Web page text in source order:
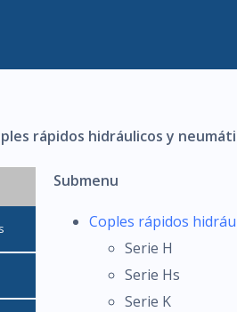
rápidos hidráulicos y
Submenu
Coples rápidos
Serie H
Serie Hs
Serie K